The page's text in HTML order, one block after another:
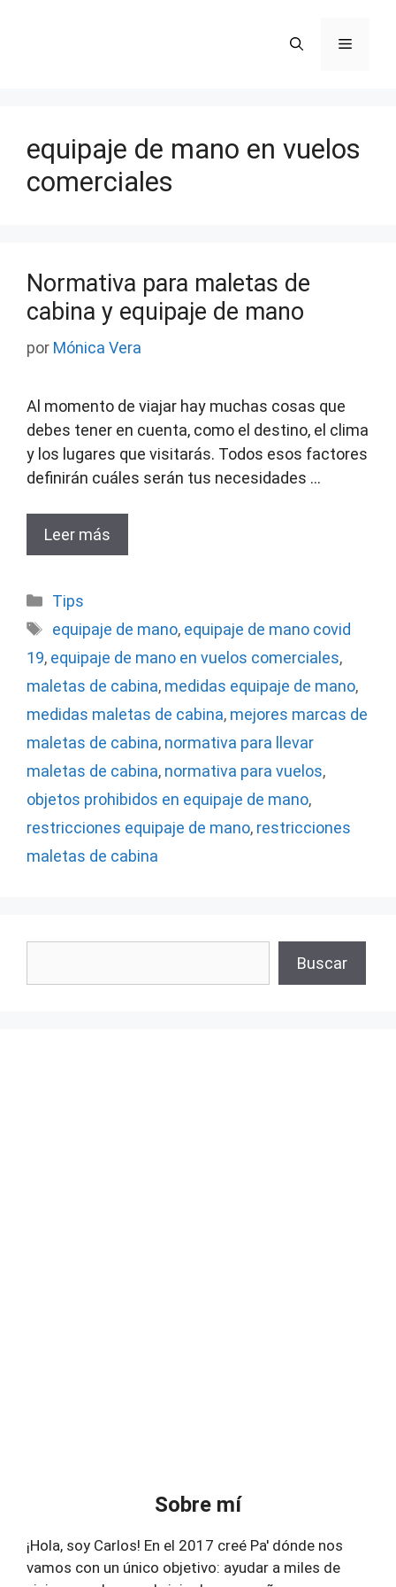
Menú
equipaje de mano en vuelos
comerciales
Normativa para maletas de
cabina y equipaje de mano
por Mónica Vera
Al momento de viajar hay muchas cosas que
debes tener en cuenta, como el destino, el clima
y los lugares que visitarás. Todos esos factores
definirán cuáles serán tus necesidades …
Leer más
Categorías
Tips
Etiquetas
equipaje de mano, equipaje de mano covid
19, equipaje de mano en vuelos comerciales,
maletas de cabina, medidas equipaje de mano,
medidas maletas de cabina, mejores marcas de
maletas de cabina, normativa para llevar
maletas de cabina, normativa para vuelos,
objetos prohibidos en equipaje de mano,
restricciones equipaje de mano, restricciones
maletas de cabina
Buscar
Sobre mí
¡Hola, soy Carlos! En el 2017 creé Pa' dónde nos
vamos con un único objetivo: ayudar a miles de